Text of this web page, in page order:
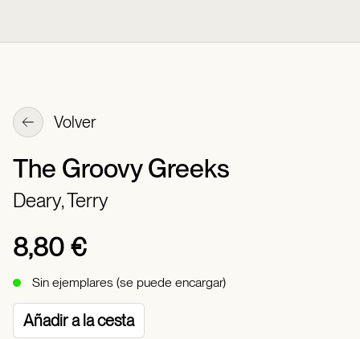
Volver
The Groovy Greeks
Deary, Terry
8,80 €
Sin ejemplares (se puede encargar)
Añadir a la cesta